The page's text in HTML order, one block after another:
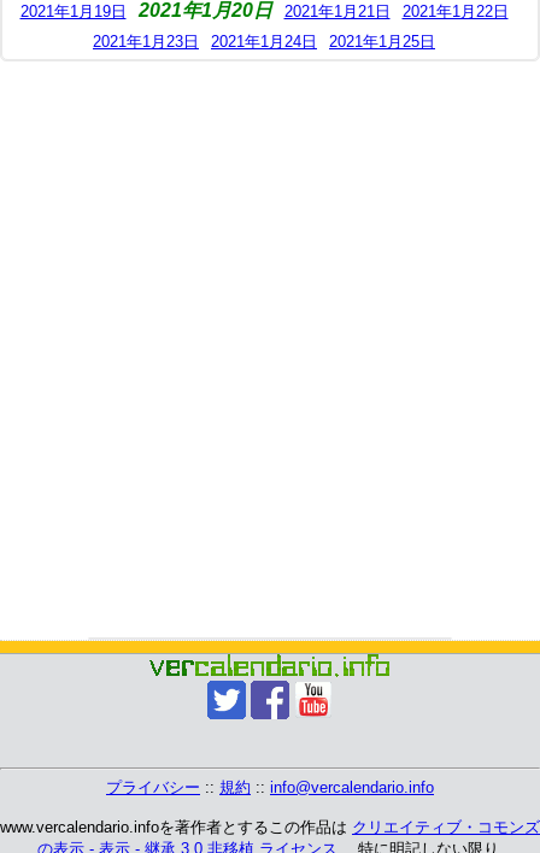
2021年1月19日
2021年1月20日 2021年1月21日
2021年1月22日
2021年1月23日
2021年1月24日 2021年1月25日
プライバシー :: 規約 :: info@vercalendario.info
www.vercalendario.infoを著作者とするこの作品は クリエイティブ・コモンズ
の表示 - 表示 - 継承 3.0 非移植 ライセンス 、 特に明記しない限り.